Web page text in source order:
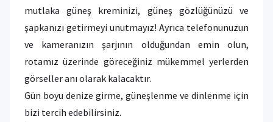
mutlaka güneş kreminizi, güneş gözlüğünüzü ve
şapkanızı getirmeyi unutmayız! Ayrıca telefonunuzun
ve kameranızın şarjının olduğundan emin olun,
rotamız üzerinde göreceğiniz mükemmel yerlerden
görseller anı olarak kalacaktır.
Gün boyu denize girme, güneşlenme ve dinlenme için
bizi tercih edebilirsiniz.